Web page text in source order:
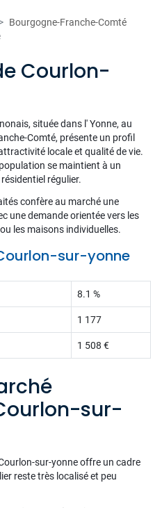
Bourgogne-Franche-Comté
Courlon-
située dans l' Yonne, au
Comté, présente un profil
locale et qualité de vie.
se maintient à un
régulier.
confère au marché une
une demande orientée vers les
les maisons individuelles.
sur-yonne
8.1 %
1 177
1 508 €
sur-
sur-yonne offre un cadre
reste très localisé et peu